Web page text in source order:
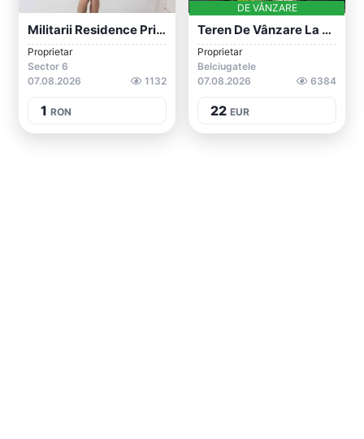
Militarii Residence Prima Dată In Bucure...
Proprietar
Sector 6
07.08.2026
1132
1 RON
DE VÂNZARE
Teren De Vânzare La Doar 30 De Minute De...
Proprietar
Belciugatele
07.08.2026
6384
22 EUR